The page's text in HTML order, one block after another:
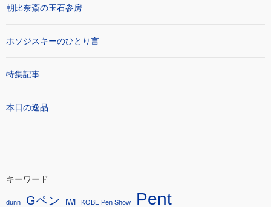
朝比奈斎の玉石参房
ホソジスキーのひとり言
特集記事
本日の逸品
キーワード
dunn Gペン IWI KOBE Pen Show Pent